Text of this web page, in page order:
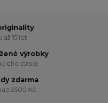
až 15 let
výrobky
stroje
zdarma
2500 Kč